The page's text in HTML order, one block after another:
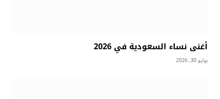
أغنى نساء السعودية في 2026
يوليو 30, 2026